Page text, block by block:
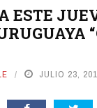
ESTE
JULIO 23,